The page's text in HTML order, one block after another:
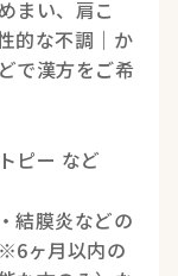
まい、肩こ
的な不調｜か
で漢方をご希
ピー など
結膜炎などの
ヶ月以内の